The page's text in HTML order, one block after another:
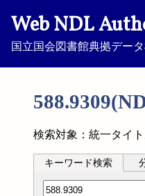
Web NDL
国立国会図書館典拠デー
検索対象：統一タイト
キーワード検索
分類記号検索